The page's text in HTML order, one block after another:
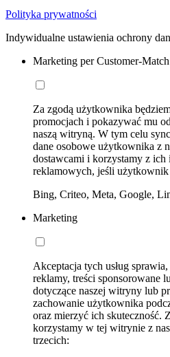
Polityka prywatności
Indywidualne ustawienia ochrony
Marketing per Customer-Match
Za zgodą użytkownika
promocjach i pokazywać mu
naszą witryną. W tym celu
dane osobowe użytkownika z
dostawcami i korzystamy z ich
reklamowych, jeśli użytkownik
Bing, Criteo, Meta, Google,
Marketing
Akceptacja tych usług
reklamy, treści sponsorowane
dotyczące naszej witryny lub
zachowanie użytkownika
oraz mierzyć ich skuteczność.
korzystamy w tej witrynie z
trzecich: